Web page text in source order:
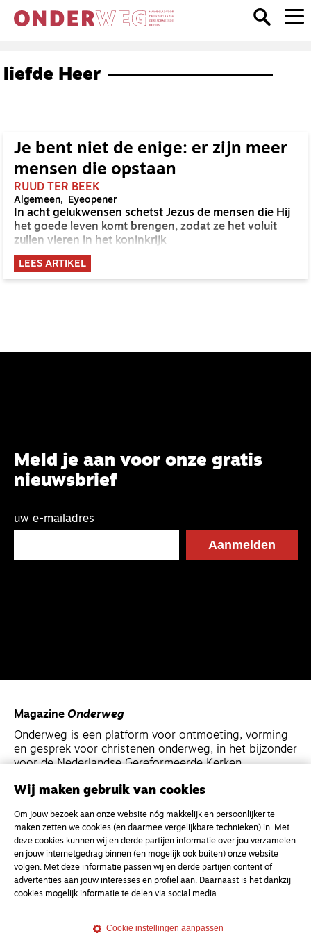
liefde Heer
Je bent niet de enige: er zijn meer
mensen die opstaan
RUUD TER BEEK
Algemeen Eyeopener
In acht gelukwensen schetst Jezus de mensen die Hij
het goede leven komt brengen, zodat ze het voluit
zullen vieren in het koninkrijk
LEES ARTIKEL
Meld je aan voor onze gratis
nieuwsbrief
uw e-mailadres
Magazine Onderweg
Onderweg is een platform voor ontmoeting, vorming
en gesprek voor christenen onderweg, in het bijzonder
voor de Nederlandse Gereformeerde Kerken.
Magazine
Onderweg
Kvk-nummer 33277063
NL46 INGB 0117 5827 86
info@onderwegonline.nl
Wij maken gebruik van cookies
Om jouw bezoek aan onze website nóg makkelijk en persoonlijker te
maken zetten we cookies (en daarmee vergelijkbare technieken) in. Met
deze cookies kunnen wij en derde partijen informatie over jou verzamelen
en jouw internetgedrag binnen (en mogelijk ook buiten) onze website
volgen. Met deze informatie passen wij en derde partijen content of
advertenties aan jouw interesses en profiel aan. Daarnaast is het dankzij
cookies mogelijk informatie te delen via social media.
Cookie instellingen aanpassen